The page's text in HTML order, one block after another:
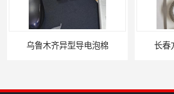
长春方位导电泡棉批发